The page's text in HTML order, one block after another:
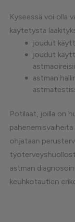
Kyseessä voi olla
käytetystä
joudut
joudut
astman
Potilaat, joilla on
ohjataan
astman
keuhkotautien